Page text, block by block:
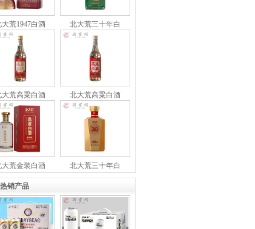
大荒1947白酒 北大荒三十年白
大荒高粱白酒 北大荒高粱白酒
大荒金装白酒 北大荒三十年白
热销产品